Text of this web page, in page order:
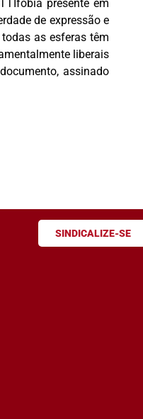
presente em
de expressão e
as esferas têm
liberais
assinado
SINDICALIZE-SE